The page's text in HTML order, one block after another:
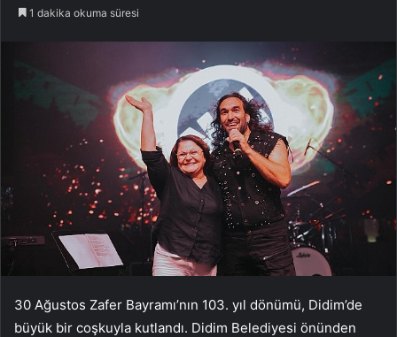
1 dakika okuma süresi
30 Ağustos Zafer Bayramı’nın 103. yıl dönümü, Didim’de
büyük bir coşkuyla kutlandı. Didim Belediyesi önünden